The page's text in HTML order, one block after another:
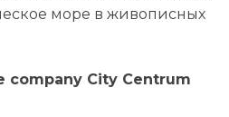
море в живописных
company City Centrum